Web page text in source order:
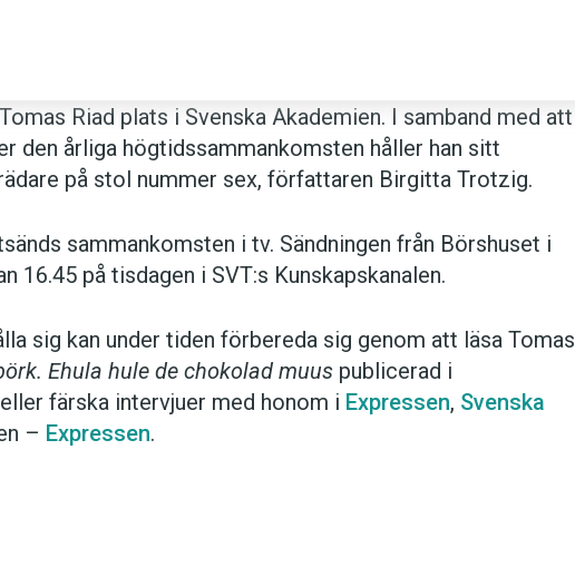
Riad plats i Svenska Akademien. I samband med att
den årliga högtidssammankomsten håller han sitt
på stol nummer sex, författaren Birgitta Trotzig.
sammankomsten i tv. Sändningen från Börshuset i
16.45 på tisdagen i SVT:s Kunskapskanalen.
sig kan under tiden förbereda sig genom att läsa Tomas
Ehula hule de chokolad muus publicerad i
eller färska intervjuer med honom i Expressen, Svenska
– Expressen.